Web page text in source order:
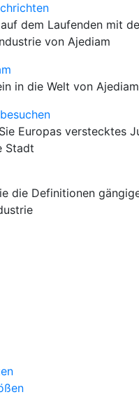
dem Laufenden mit
von Ajediam
in die Welt von
Europas verstecktes
Stadt
die Definitionen